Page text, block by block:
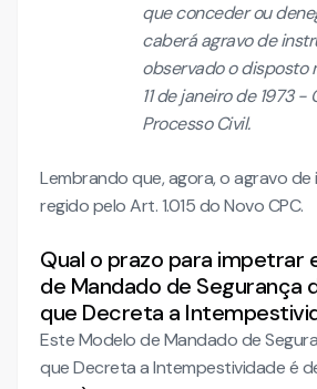
que conceder ou
caberá agravo de
observado o disposto
11 de janeiro de 1973 -
Processo Civil.
Lembrando que, agora, o agravo
regido pelo Art. 1.015 do Novo CPC.
Qual o prazo para impetrar
de Mandado de Segurança
que Decreta a
Este Modelo de Mandado de
que Decreta a Intempestividade é